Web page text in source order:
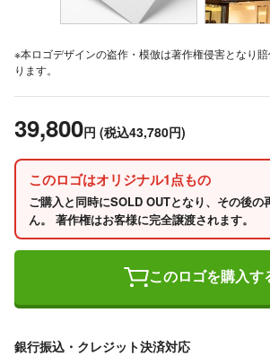
※本ロゴデザインの盗作・模倣は著作権侵害となり
ります。
39,800円 (税込43,780円)
このロゴはオリジナル1点もの
ご購入と同時にSOLD OUTとなり、その後の
ん。 著作権はお客様に完全譲渡されます。
このロゴを購入す
銀行振込・クレジット決済対応